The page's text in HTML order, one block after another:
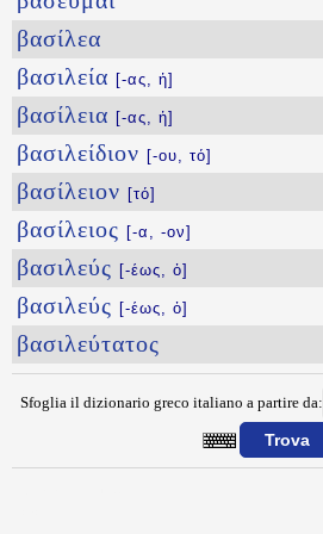
βασίλεα
βασιλεία [-ας, ἡ]
βασίλεια [-ας, ἡ]
βασιλείδιον [-ου, τό]
βασίλειον [τό]
βασίλειος [-α, -ον]
βασιλεύς [-έως, ὁ]
βασιλεύς [-έως, ὁ]
βασιλεύτατος
Sfoglia il dizionario greco italiano a partire da: